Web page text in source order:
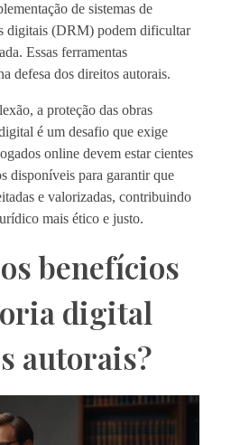
de sistemas de
digitais (DRM) podem dificultar
Essas ferramentas
defesa dos direitos autorais.
a proteção das obras
é um desafio que exige
online devem estar cientes
disponíveis para garantir que
e valorizadas, contribuindo
mais ético e justo.
benefícios
digital
autorais?